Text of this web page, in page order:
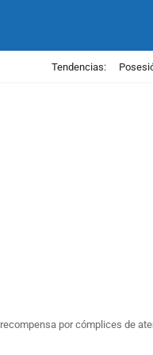
Tendencias:
por cómplices de